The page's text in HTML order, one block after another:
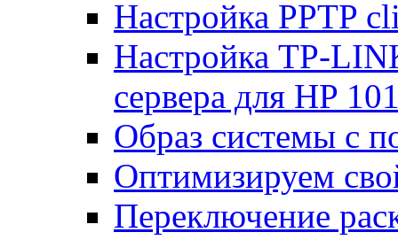
Настройка PPTP
Настройка TP-
сервера для HP
Образ системы с
Оптимизируем
Переключение